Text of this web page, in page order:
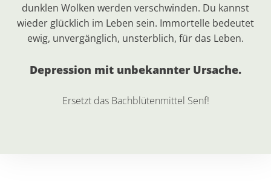
dunklen Wolken werden verschwinden. Du kannst
wieder glücklich im Leben sein. Immortelle bedeutet
ewig, unvergänglich, unsterblich, für das Leben.
Depression mit unbekannter Ursache.
Ersetzt das Bachblütenmittel Senf!